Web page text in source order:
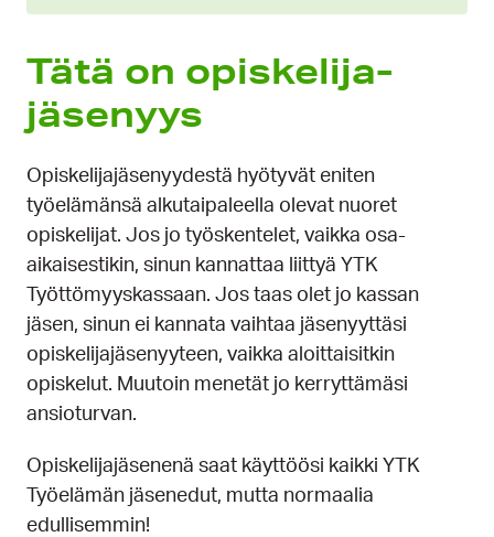
Tätä on opiskelija­
jäsenyys
Opiskelijajäsenyydestä hyötyvät eniten
työelämänsä alkutaipaleella olevat nuoret
opiskelijat. Jos jo työskentelet, vaikka osa-
aikaisestikin, sinun kannattaa liittyä YTK
Työttömyyskassaan. Jos taas olet jo kassan
jäsen, sinun ei kannata vaihtaa jäsenyyttäsi
opiskelijajäsenyyteen, vaikka aloittaisitkin
opiskelut. Muutoin menetät jo kerryttämäsi
ansioturvan.
Opiskelijajäsenenä saat käyttöösi kaikki YTK
Työelämän jäsenedut, mutta normaalia
edullisemmin!